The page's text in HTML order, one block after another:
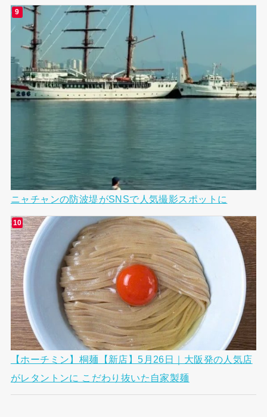
ニャチャンの防波堤がSNSで人気撮影スポットに
【ホーチミン】桐麺【新店】5月26日｜大阪発の人気店
がレタントンに こだわり抜いた自家製麺